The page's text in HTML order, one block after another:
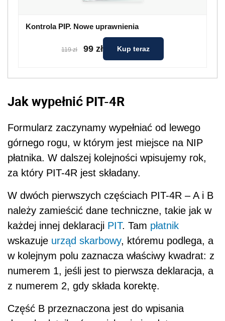
Kontrola PIP. Nowe uprawnienia
119 zł 99 zł Kup teraz
Jak wypełnić PIT-4R
Formularz zaczynamy wypełniać od lewego
górnego rogu, w którym jest miejsce na NIP
płatnika. W dalszej kolejności wpisujemy rok,
za który PIT-4R jest składany.
W dwóch pierwszych częściach PIT-4R – A i B
należy zamieścić dane techniczne, takie jak w
każdej innej deklaracji PIT. Tam płatnik
wskazuje urząd skarbowy, któremu podlega, a
w kolejnym polu zaznacza właściwy kwadrat: z
numerem 1, jeśli jest to pierwsza deklaracja, a
z numerem 2, gdy składa korektę.
Część B przeznaczona jest do wpisania